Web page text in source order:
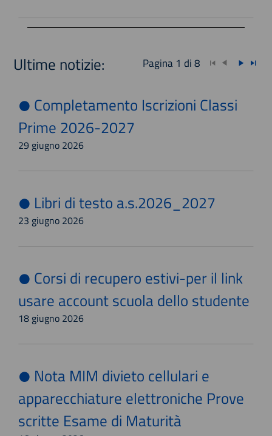
Ultime notizie: Pagina 1 di 8
Completamento Iscrizioni Classi
Prime 2026-2027
29 giugno 2026
Libri di testo a.s.2026_2027
23 giugno 2026
Corsi di recupero estivi-per il link
usare account scuola dello studente
18 giugno 2026
Nota MIM divieto cellulari e
apparecchiature elettroniche Prove
scritte Esame di Maturità